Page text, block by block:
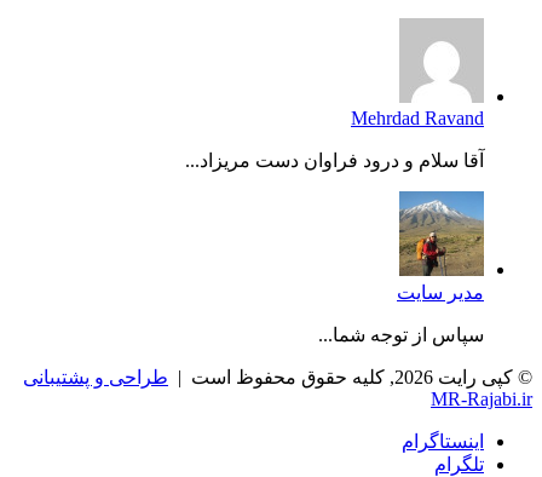
Mehrdad Ravand
آقا سلام و درود فراوان دست مریزاد...
مدیر سایت
سپاس از توجه شما...
© کپی رایت 2026, کلیه حقوق محفوظ است |
طراحی و پشتیبانی
MR-Rajabi.ir
اینستاگرام
تلگرام